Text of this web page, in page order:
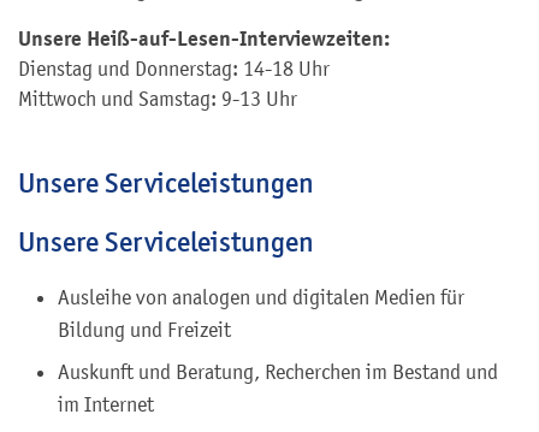
Unsere Heiß-auf-Lesen-Interviewzeiten:
Dienstag und Donnerstag: 14-18 Uhr
Mittwoch und Samstag: 9-13 Uhr
Unsere Serviceleistungen
Unsere Serviceleistungen
Ausleihe von analogen und digitalen Medien für
Bildung und Freizeit
Auskunft und Beratung, Recherchen im Bestand und
im Internet